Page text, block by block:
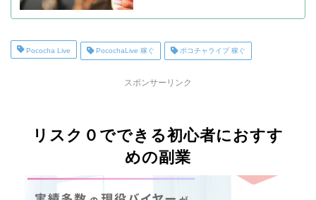
Pococha Live PocochaLive 稼ぐ ポコチャライブ 稼ぐ
スポンサーリンク
リスク０でできる初心者におすす
めの副業